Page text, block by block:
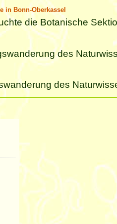
in Bonn-Oberkassel
die Botanische
des
des